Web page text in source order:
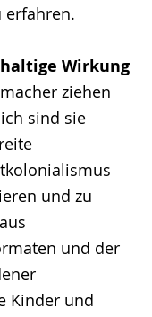
erfahren.
Wirkung
ziehen
sind sie
und zu
und der
Kinder und